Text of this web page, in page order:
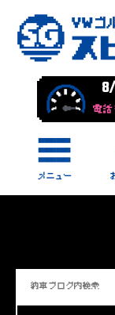
電